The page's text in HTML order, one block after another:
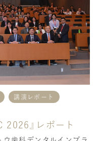
講演レポート
2026』レポート